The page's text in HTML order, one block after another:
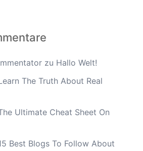
zu Hallo Welt!
The Truth About Real
Ultimate Cheat Sheet On
Best Blogs To Follow About